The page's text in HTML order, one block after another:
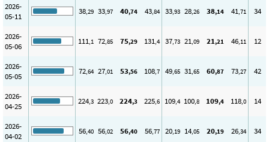
2026-
05-11
38,29 33,97 40,74 43,84 33,93 28,26 38,14 41,71 34
2026-
05-06
111,1 72,85 75,29 131,4 37,73 21,09 21,21 46,11 12
2026-
05-05
72,64 27,01 53,56 108,7 49,65 31,65 60,87 73,27 42
2026-
04-25
224,3 223,0 224,3 225,6 109,4 100,8 109,4 118,0 14
2026-
04-02
56,40 56,02 56,40 56,77 20,19 14,05 20,19 26,34 34